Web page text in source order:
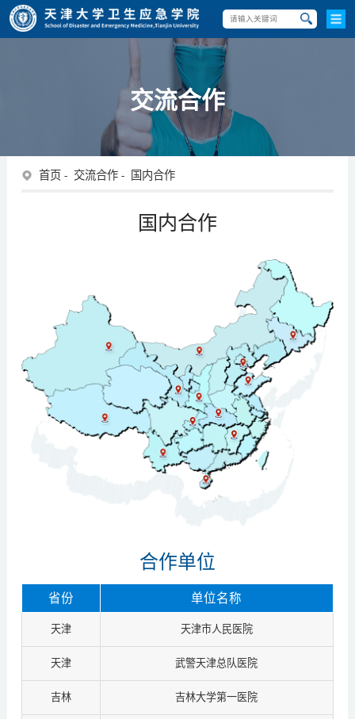
交流合作
首页 交流合作 国内合作
国内合作
合作单位
省份 单位名称
天津 天津市人民医院
天津 武警天津总队医院
吉林 吉林大学第一医院